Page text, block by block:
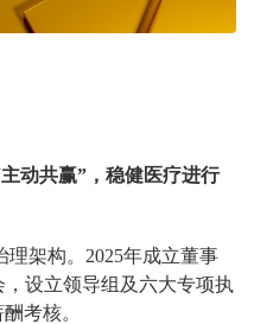
动共赢”，稳健医疗进行
理架构。2025年成立董事
设立领导组及六大专项执
考核。